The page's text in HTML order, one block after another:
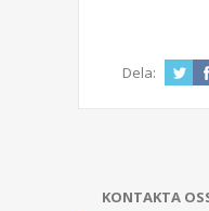
Dela:
KONTAKTA